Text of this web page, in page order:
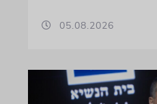
05.08.2026